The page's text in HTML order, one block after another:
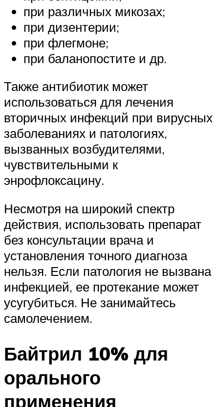
при различных микозах;
при дизентерии;
при флегмоне;
при баланопостите и др.
Также антибиотик может
использоваться для лечения
вторичных инфекций при вирусных
заболеваниях и патологиях,
вызванных возбудителями,
чувствительными к
энрофлоксацину.
Несмотря на широкий спектр
действия, использовать препарат
без консультации врача и
установления точного диагноза
нельзя. Если патология не вызвана
инфекцией, ее протекание может
усугубиться. Не занимайтесь
самолечением.
Байтрил 10% для
орального
применения